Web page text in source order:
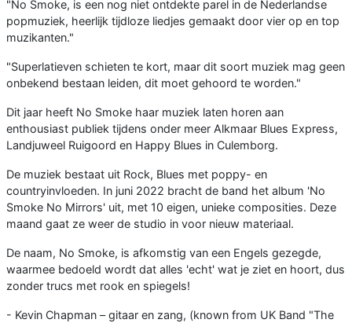
"No Smoke, is een nog niet ontdekte parel in de Nederlandse
popmuziek, heerlijk tijdloze liedjes gemaakt door vier op en top
muzikanten."
"Superlatieven schieten te kort, maar dit soort muziek mag geen
onbekend bestaan leiden, dit moet gehoord te worden."
Dit jaar heeft No Smoke haar muziek laten horen aan
enthousiast publiek tijdens onder meer Alkmaar Blues Express,
Landjuweel Ruigoord en Happy Blues in Culemborg.
De muziek bestaat uit Rock, Blues met poppy- en
countryinvloeden. In juni 2022 bracht de band het album 'No
Smoke No Mirrors' uit, met 10 eigen, unieke composities. Deze
maand gaat ze weer de studio in voor nieuw materiaal.
De naam, No Smoke, is afkomstig van een Engels gezegde,
waarmee bedoeld wordt dat alles 'echt' wat je ziet en hoort, dus
zonder trucs met rook en spiegels!
- Kevin Chapman – gitaar en zang, (known from UK Band "The